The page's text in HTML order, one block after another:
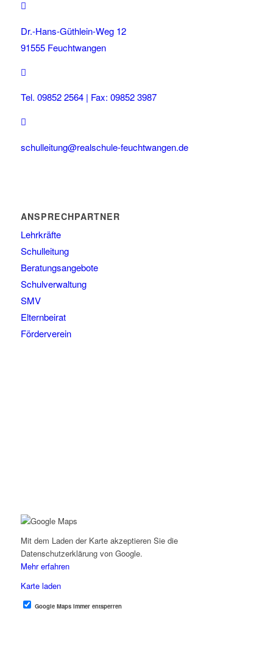
Dr.-Hans-Güthlein-Weg 12
91555 Feuchtwangen
Tel. 09852 2564 | Fax: 09852 3987
schulleitung@realschule-feuchtwangen.de
ANSPRECHPARTNER
Lehrkräfte
Schulleitung
Beratungsangebote
Schulverwaltung
SMV
Elternbeirat
Förderverein
Mit dem Laden der Karte akzeptieren Sie die
Datenschutzerklärung von Google.
Mehr erfahren
Karte laden
Google Maps immer entsperren